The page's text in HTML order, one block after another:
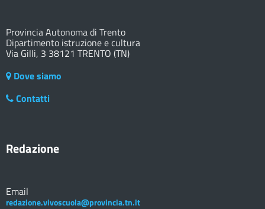
Provincia Autonoma di Trento
Dipartimento istruzione e cultura
Via Gilli, 3 38121 TRENTO (TN)
Dove siamo
Contatti
Redazione
Email
redazione.vivoscuola@provincia.tn.it